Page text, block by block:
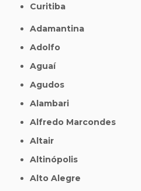
Curitiba
Adamantina
Adolfo
Aguaí
Agudos
Alambari
Alfredo Marcondes
Altair
Altinópolis
Alto Alegre